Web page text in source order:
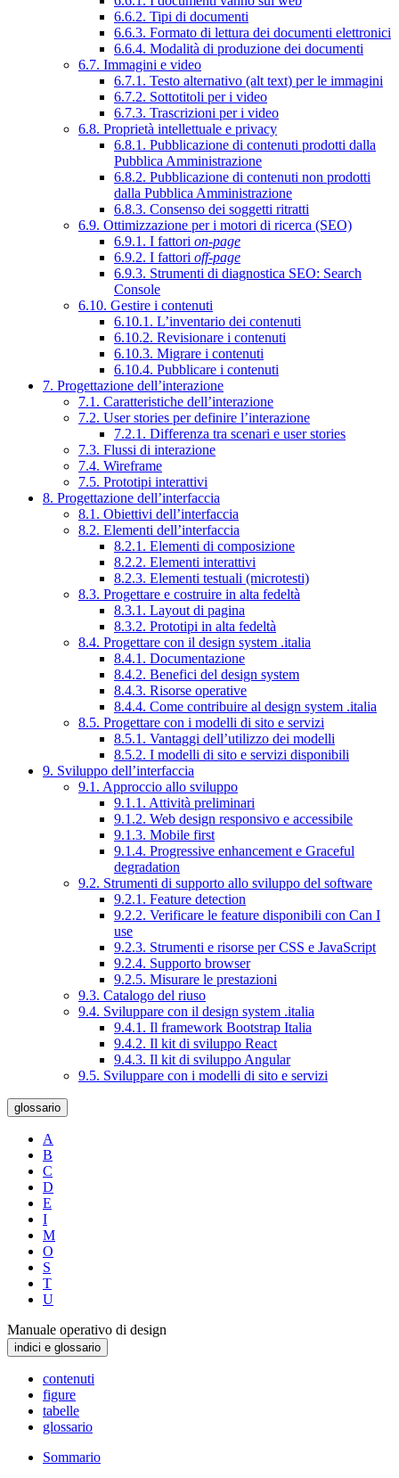
6.6.2. Tipi di documenti
6.6.3. Formato di lettura dei documenti elettronici
6.6.4. Modalità di produzione dei documenti
6.7. Immagini e video
6.7.1. Testo alternativo (alt text) per le immagini
6.7.2. Sottotitoli per i video
6.7.3. Trascrizioni per i video
6.8. Proprietà intellettuale e privacy
6.8.1. Pubblicazione di contenuti prodotti dalla
Pubblica Amministrazione
6.8.2. Pubblicazione di contenuti non prodotti
dalla Pubblica Amministrazione
6.8.3. Consenso dei soggetti ritratti
6.9. Ottimizzazione per i motori di ricerca (SEO)
6.9.1. I fattori on-page
6.9.2. I fattori off-page
6.9.3. Strumenti di diagnostica SEO: Search
Console
6.10. Gestire i contenuti
6.10.1. L’inventario dei contenuti
6.10.2. Revisionare i contenuti
6.10.3. Migrare i contenuti
6.10.4. Pubblicare i contenuti
7. Progettazione dell’interazione
7.1. Caratteristiche dell’interazione
7.2. User stories per definire l’interazione
7.2.1. Differenza tra scenari e user stories
7.3. Flussi di interazione
7.4. Wireframe
7.5. Prototipi interattivi
8. Progettazione dell’interfaccia
8.1. Obiettivi dell’interfaccia
8.2. Elementi dell’interfaccia
8.2.1. Elementi di composizione
8.2.2. Elementi interattivi
8.2.3. Elementi testuali (microtesti)
8.3. Progettare e costruire in alta fedeltà
8.3.1. Layout di pagina
8.3.2. Prototipi in alta fedeltà
8.4. Progettare con il design system .italia
8.4.1. Documentazione
8.4.2. Benefici del design system
8.4.3. Risorse operative
8.4.4. Come contribuire al design system .italia
8.5. Progettare con i modelli di sito e servizi
8.5.1. Vantaggi dell’utilizzo dei modelli
8.5.2. I modelli di sito e servizi disponibili
9. Sviluppo dell’interfaccia
9.1. Approccio allo sviluppo
9.1.1. Attività preliminari
9.1.2. Web design responsivo e accessibile
9.1.3. Mobile first
9.1.4. Progressive enhancement e Graceful
degradation
9.2. Strumenti di supporto allo sviluppo del software
9.2.1. Feature detection
9.2.2. Verificare le feature disponibili con Can I
use
9.2.3. Strumenti e risorse per CSS e JavaScript
9.2.4. Supporto browser
9.2.5. Misurare le prestazioni
9.3. Catalogo del riuso
9.4. Sviluppare con il design system .italia
9.4.1. Il framework Bootstrap Italia
9.4.2. Il kit di sviluppo React
9.4.3. Il kit di sviluppo Angular
9.5. Sviluppare con i modelli di sito e servizi
glossario
A
B
C
D
E
I
M
O
S
T
U
Manuale operativo di design
indici e glossario
contenuti
figure
tabelle
glossario
Sommario